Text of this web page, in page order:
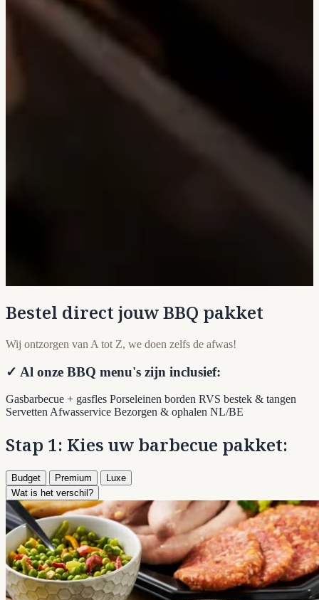
Bestel direct jouw BBQ pakket
Wij ontzorgen van A tot Z, we doen zelfs de afwas!
✓ Al onze BBQ menu's zijn inclusief:
Gasbarbecue + gasfles Porseleinen borden RVS bestek & tangen
ServettenAfwasservice Bezorgen & ophalen NL/BE
Stap 1: Kies uw barbecue pakket:
Budget Premium
Luxe
Wat is het verschil?